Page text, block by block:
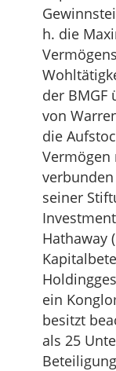
h. die
der
von
die
Vermögen
seiner
Hathaway
ein
besitzt
als 25